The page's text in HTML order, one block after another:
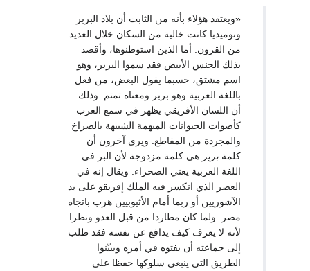
هؤلاء بأنه من الثابت أن بلاد البربر
كانت خالية من السكان خلال العديد
القرون. أما الذين استوطنوها، وأقصد
الجنس الأبيض فقد سموا البربر، وهو
مشتق، حسبما يقول البعض، من فعل
العربية وهو بربر ومعناه تمتم. وذلك
اللسان الأفريقي يظهر في سمع العرب
الحيوانات المبهمة الشبيهة بالصراخ
من المقاطع. ويرى آخرون أن
هي كلمة مزدوجة لأن البر في
العربية يعني الصحراء. ويقال إنه في
الذي انكسر فيه الملك إفريقو على يد
أو ربما أمام الأثيوبيين هرب باتجاه
ولما كان مطاردا من قبل العدو ونظرا
لا يعرف كيف يدافع عن نفسه فقد طلب
جماعته أن يفتوه في أمره ويبيّنوا
التي ينبغي سلوكها حفظا على